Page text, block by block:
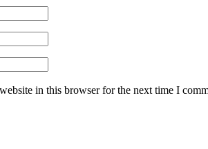
in this browser for the next time I